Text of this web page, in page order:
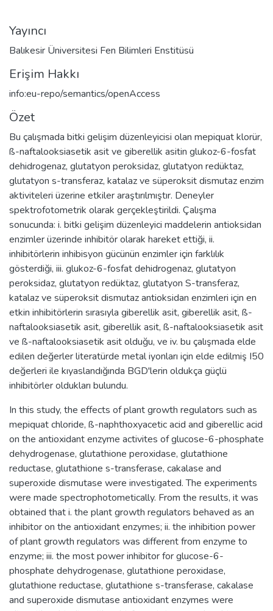
Yayıncı
Balıkesir Üniversitesi Fen Bilimleri Enstitüsü
Erişim Hakkı
info:eu-repo/semantics/openAccess
Özet
Bu çalışmada bitki gelişim düzenleyicisi olan mepiquat klorür,
ß-naftalooksiasetik asit ve giberellik asitin glukoz-6-fosfat
dehidrogenaz, glutatyon peroksidaz, glutatyon redüktaz,
glutatyon s-transferaz, katalaz ve süperoksit dismutaz enzim
aktiviteleri üzerine etkiler araştırılmıştır. Deneyler
spektrofotometrik olarak gerçekleştirildi. Çalışma
sonucunda: i. bitki gelişim düzenleyici maddelerin antioksidan
enzimler üzerinde inhibitör olarak hareket ettiği, ii.
inhibitörlerin inhibisyon gücünün enzimler için farklılık
gösterdiği, iii. glukoz-6-fosfat dehidrogenaz, glutatyon
peroksidaz, glutatyon redüktaz, glutatyon S-transferaz,
katalaz ve süperoksit dismutaz antioksidan enzimleri için en
etkin inhibitörlerin sırasıyla giberellik asit, giberellik asit, ß-
naftalooksiasetik asit, giberellik asit, ß-naftalooksiasetik asit
ve ß-naftalooksiasetik asit olduğu, ve iv. bu çalışmada elde
edilen değerler literatürde metal iyonları için elde edilmiş I50
değerleri ile kıyaslandığında BGD'lerin oldukça güçlü
inhibitörler oldukları bulundu.
In this study, the effects of plant growth regulators such as
mepiquat chloride, ß-naphthoxyacetic acid and giberellic acid
on the antioxidant enzyme activites of glucose-6-phosphate
dehydrogenase, glutathione peroxidase, glutathione
reductase, glutathione s-transferase, cakalase and
superoxide dismutase were investigated. The experiments
were made spectrophotometically. From the results, it was
obtained that i. the plant growth regulators behaved as an
inhibitor on the antioxidant enzymes; ii. the inhibition power
of plant growth regulators was different from enzyme to
enzyme; iii. the most power inhibitor for glucose-6-
phosphate dehydrogenase, glutathione peroxidase,
glutathione reductase, glutathione s-transferase, cakalase
and superoxide dismutase antioxidant enzymes were